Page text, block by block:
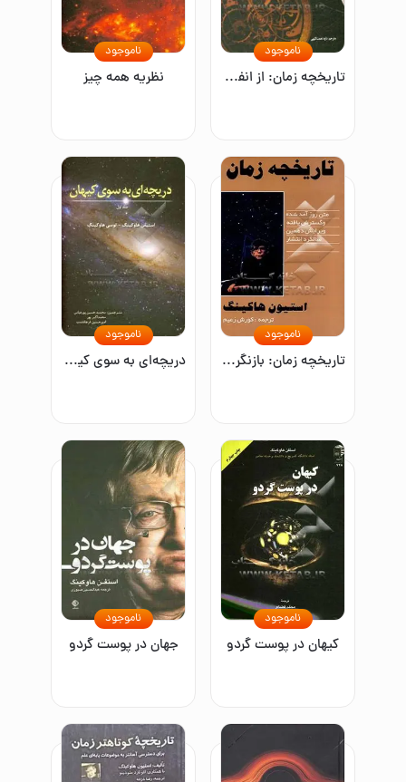
تاریخچه زمان: از انفجار بزرگ تا سیاه‌چاله‌ها
ناموجود
نظریه همه چیز
ناموجود
تاریخچه زمان: بازنگری و گسترش یافته ویرایش دهمین سالگرد انتشار
ناموجود
دریچه‌ای به سوی کیهان
ناموجود
کیهان در پوست گردو
ناموجود
جهان در پوست گردو
ناموجود